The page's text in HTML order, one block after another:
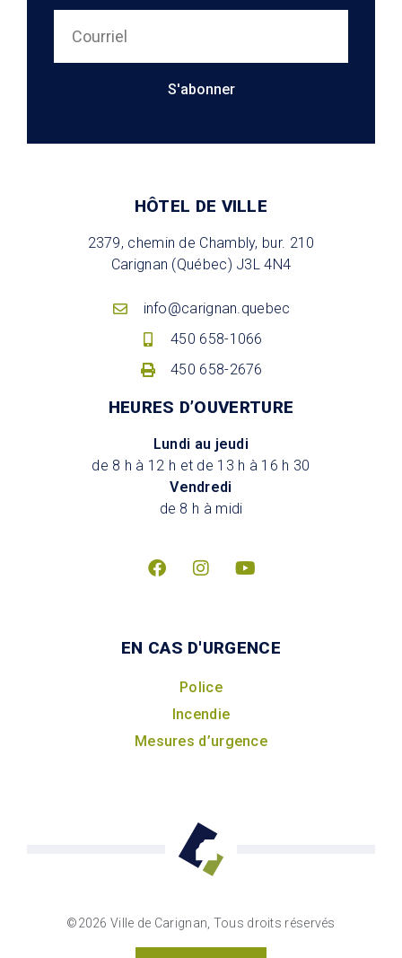
S'abonner
HÔTEL DE VILLE
2379, chemin de Chambly, bur. 210
Carignan (Québec) J3L 4N4
info@carignan.quebec
450 658-1066
450 658-2676
HEURES D’OUVERTURE
Lundi au jeudi
de 8 h à 12 h et de 13 h à 16 h 30
Vendredi
de 8 h à midi
EN CAS D'URGENCE
Police
Incendie
Mesures d’urgence
©2026 Ville de Carignan, Tous droits réservés